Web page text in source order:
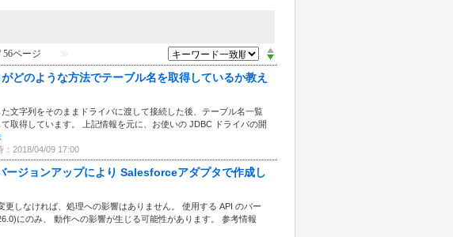
56ページ ≫
どのような方法でテーブル名を取得しているか教え
文字列をそのままドライバに渡して接続した後、テーブル名一覧
取得しています。 上記情報を元に、お使いの JDBC ドライバの開
：2018/04/09 17:00
ジョンアップにより Salesforceアダプタで作成し
しなければ、処理への影響はありません。 使用する API のバー
にのみ、 動作への影響が生じる可能性があります。 参考情報